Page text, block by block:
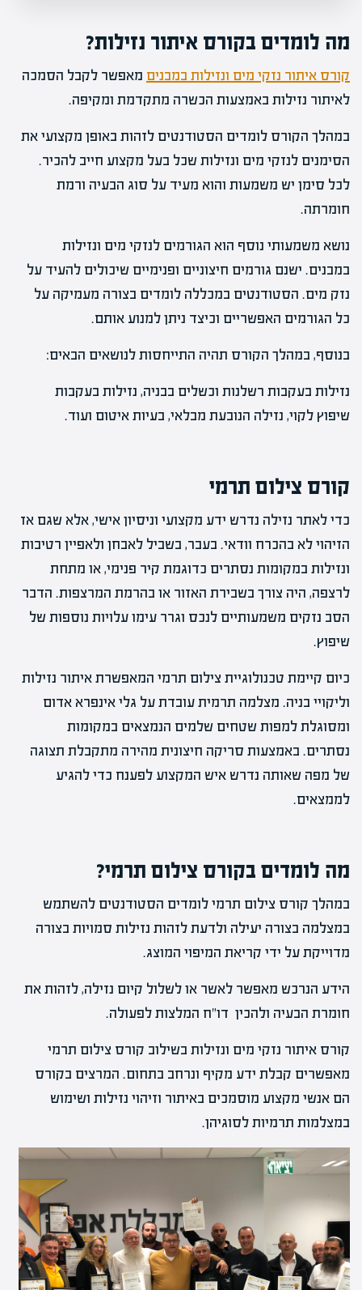
מה לומדים בקורס איתור נזילות?
קורס איתור נזקי מים ונזילות במבנים מאפשר לקבל הסמכה
לאיתור נזילות באמצעות הכשרה מתקדמת ומקיפה.
במהלך הקורס לומדים הסטודנטים לזהות באופן מקצועי את
הסימנים לנזקי מים ונזילות שכל בעל מקצוע חייב להכיר.
לכל סימן יש משמעות והוא מעיד על סוג הבעיה ורמת
חומרתה.
נושא משמעותי נוסף הוא הגורמים לנזקי מים ונזילות
במבנים. ישנם גורמים חיצוניים ופנימיים שיכולים להעיד על
נזק מים. הסטודנטים במכללה לומדים בצורה מעמיקה על
כל הגורמים האפשריים וכיצד ניתן למנוע אותם.
בנוסף, במהלך הקורס תהיה התייחסות לנושאים הבאים:
נזילות בעקבות רשלנות וכשלים בבניה, נזילות בעקבות
שיפוץ לקוי, נזילה הנובעת מבלאי, בעיות איטום ועוד.
קורס צילום תרמי
כדי לאתר נזילה נדרש ידע מקצועי וניסיון אישי, אלא שגם אז
הזיהוי לא בהכרח וודאי. בעבר, בשביל לאבחן ולאפיין רטיבות
ונזילות במקומות נסתרים כדוגמת קיר פנימי, או מתחת
לרצפה, היה צורך בשבירת האזור או בהרמת המרצפות. הדבר
הסב נזקים משמעותיים לנכס וגרר עימו עלויות נוספות של
שיפוץ.
כיום קיימת טכנולוגיית צילום תרמי המאפשרת איתור נזילות
וליקויי בניה. מצלמה תרמית עובדת על גלי אינפרא אדום
ומסוגלת למפות שטחים שלמים הנמצאים במקומות
נסתרים. באמצעות סריקה חיצונית מהירה מתקבלת תצוגה
של מפה שאותה נדרש איש המקצוע לפענח כדי להגיע
לממצאים.
מה לומדים בקורס צילום תרמי?
במהלך קורס צילום תרמי לומדים הסטודנטים להשתמש
במצלמה בצורה יעילה ולדעת לזהות נזילות סמויות בצורה
מדוייקת על ידי קריאת המיפוי המוצג.
הידע הנרכש מאפשר לאשר או לשלול קיום נזילה, לזהות את
חומרת הבעיה ולהכין דו"ח המלצות לפעולה.
קורס איתור נזקי מים ונזילות בשילוב קורס צילום תרמי
מאפשרים קבלת ידע מקיף ונרחב בתחום. המרצים בקורס
הם אנשי מקצוע מוסמכים באיתור וזיהוי נזילות ושימוש
במצלמות תרמיות לסוגיהן.